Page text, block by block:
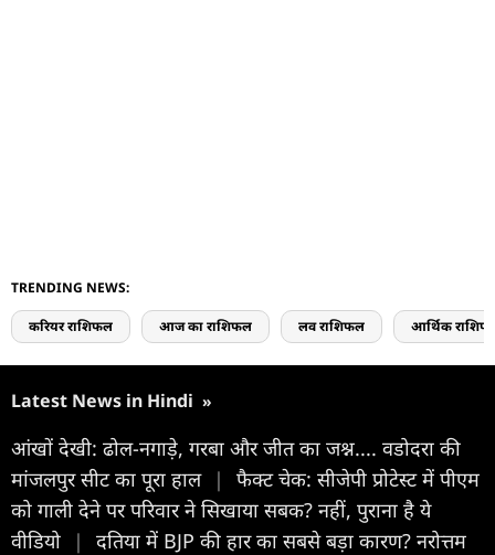
TRENDING NEWS:
करियर राशिफल आज का राशिफल लव राशिफल आर्थिक
Latest News in Hindi »
आंखों देखी: ढोल-नगाड़े, गरबा और जीत का जश्न.... वडोदरा की
मांजलपुर सीट का पूरा हाल |
फैक्ट चेक: सीजेपी प्रोटेस्ट में पीएम
को गाली देने पर परिवार ने सिखाया सबक? नहीं, पुराना है ये
वीडियो
|
दतिया में BJP की हार का सबसे बड़ा कारण? नरोत्तम